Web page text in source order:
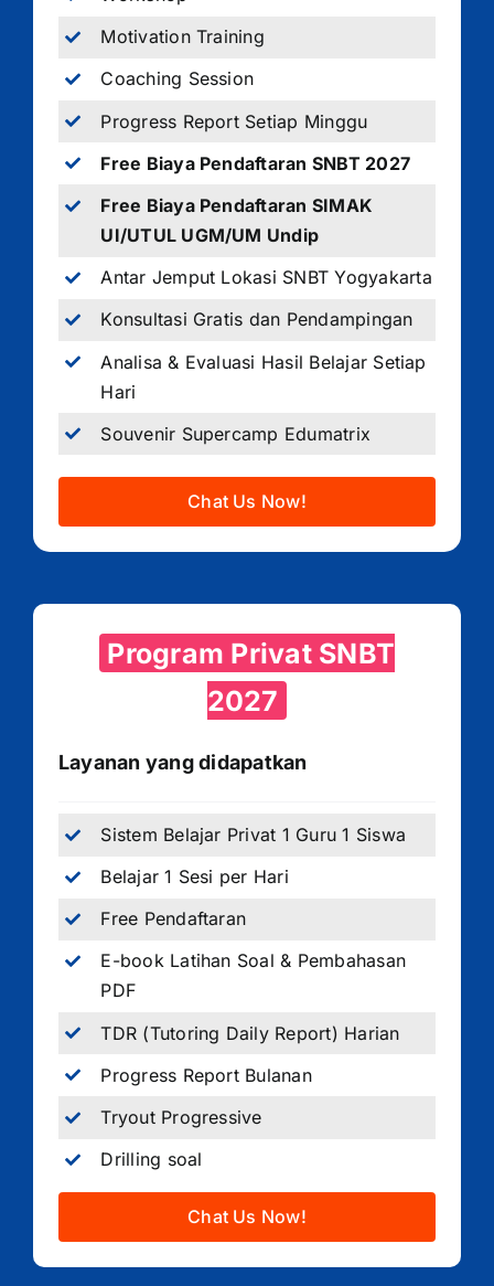
Motivation Training
Coaching Session
Progress Report Setiap Minggu
Free Biaya Pendaftaran SNBT 2027
Free Biaya Pendaftaran SIMAK
UI/UTUL UGM/UM Undip
Antar Jemput Lokasi SNBT Yogyakarta
Konsultasi Gratis dan Pendampingan
Analisa & Evaluasi Hasil Belajar Setiap
Hari
Souvenir Supercamp Edumatrix
Chat Us Now!
Program Privat SNBT
2027
Layanan yang didapatkan
Sistem Belajar Privat 1 Guru 1 Siswa
Belajar 1 Sesi per Hari
Free Pendaftaran
E-book Latihan Soal & Pembahasan
PDF
TDR (Tutoring Daily Report) Harian
Progress Report Bulanan
Tryout Progressive
Drilling soal
Chat Us Now!